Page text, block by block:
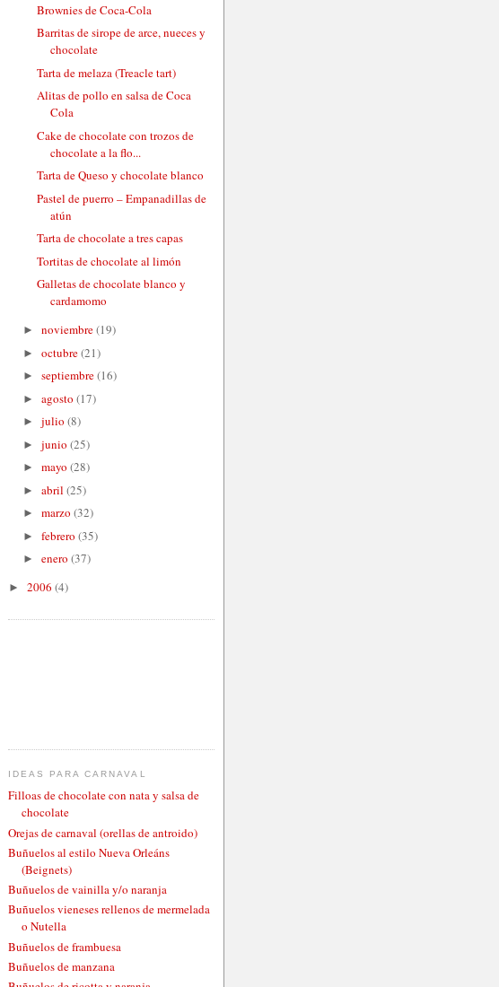
Brownies de Coca-Cola
Barritas de sirope de arce, nueces y
chocolate
Tarta de melaza (Treacle tart)
Alitas de pollo en salsa de Coca
Cola
Cake de chocolate con trozos de
chocolate a la flo...
Tarta de Queso y chocolate blanco
Pastel de puerro – Empanadillas de
atún
Tarta de chocolate a tres capas
Tortitas de chocolate al limón
Galletas de chocolate blanco y
cardamomo
► noviembre(19)
► octubre(21)
► septiembre(16)
► agosto (17)
► julio (8)
► junio (25)
► mayo (28)
► abril (25)
► marzo (32)
► febrero (35)
► enero (37)
► 2006 (4)
IDEAS PARA CARNAVAL
Filloas de chocolate con nata y salsa de
chocolate
Orejas de carnaval (orellas de antroido)
Buñuelos al estilo Nueva Orleáns
(Beignets)
Buñuelos de vainilla y/o naranja
Buñuelos vieneses rellenos de mermelada
o Nutella
Buñuelos de frambuesa
Buñuelos de manzana